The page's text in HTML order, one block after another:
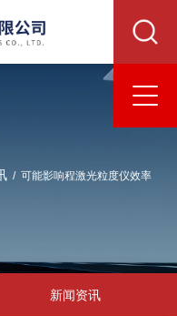
/ 可能影响程激光粒度仪效率
新闻资讯